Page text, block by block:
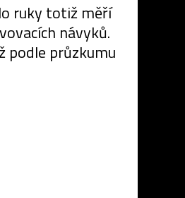
ruky totiž měří
návyků.
podle průzkumu